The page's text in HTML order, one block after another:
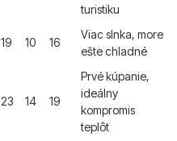
turistiku
19 10 16
Viac slnka, more
ešte chladné
23
14 19
Prvé kúpanie,
ideálny
kompromis
teplôt